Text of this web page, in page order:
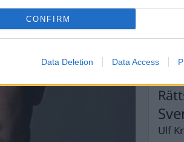
CONFIRM
Data Deletion Data Access
Ulf